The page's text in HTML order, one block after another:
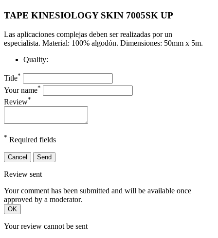
TAPE KINESIOLOGY SKIN 7005SK UP
Las aplicaciones complejas deben ser realizadas por un
especialista. Material: 100% algodón. Dimensiones: 50mm x 5m.
Quality:
Title*
Your name*
Review*
* Required fields
Cancel Send
Review sent
Your comment has been submitted and will be available once
approved by a moderator.
OK
Your review cannot be sent